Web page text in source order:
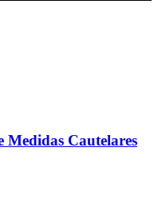
Medidas Cautelares